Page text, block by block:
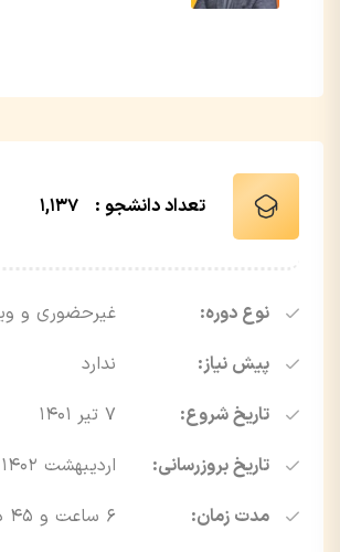
تعداد دانشجو : 1,137
نوع دوره:
غیرحضوری و
پیش نیاز:
ندارد
تاریخ شروع:
7 تیر 1401
تاریخ بروزرسانی:
اردیبهشت ۱۴۰۲
مدت زمان:
6 ساعت و 45 دقیقه